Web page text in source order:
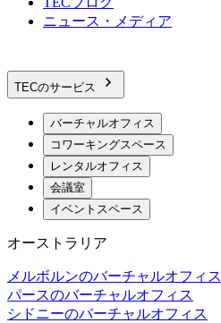
ニュース・メディア
TECのサービス
バーチャルオフィス
コワーキングスペース
レンタルオフィス
会議室
イベントスペース
オーストラリア
メルボルンのバーチャルオフィス
パースのバーチャルオフィス
シドニーのバーチャルオフィス